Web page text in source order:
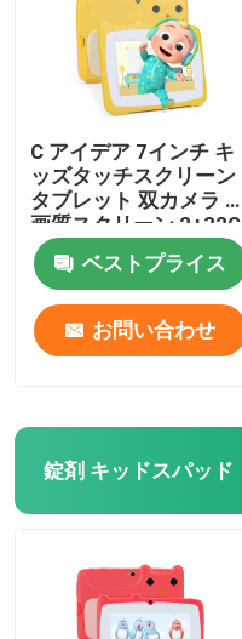
C アイデア 7インチ キ
ッズタッチスクリーン
タブレット 双カメラ 高
画質スクリーン 2+32G
黄色
ベストプライス
お問い合わせ
錠剤 キッドスパッド